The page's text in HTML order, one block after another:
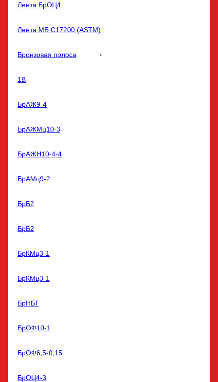
Лента БрОЦ4
Лента МБ С17200 (ASTM)
Бронзовая полоса
1В
БрАЖ9-4
БрАЖМц10-3
БрАЖН10-4-4
БрАМц9-2
БрБ2
БрБ2
БрКМц3-1
БрКМц3-1
БрНБТ
БрОФ10-1
БрОФ6,5-0,15
БрОЦ4-3